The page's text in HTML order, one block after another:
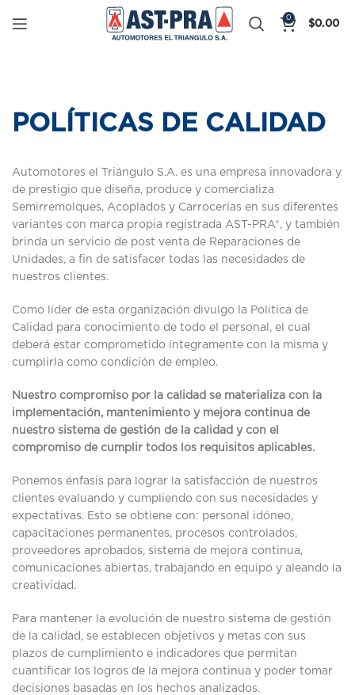
0
$0.00
POLÍTICAS DE CALIDAD
Automotores el Triángulo S.A. es una empresa innovadora y
de prestigio que diseña, produce y comercializa
Semirremolques, Acoplados y Carrocerías en sus diferentes
variantes con marca propia registrada AST-PRA®, y también
brinda un servicio de post venta de Reparaciones de
Unidades, a fin de satisfacer todas las necesidades de
nuestros clientes.
Como líder de esta organización divulgo la Política de
Calidad para conocimiento de todo el personal, el cual
deberá estar comprometido íntegramente con la misma y
cumplirla como condición de empleo.
Nuestro compromiso por la calidad se materializa con la
implementación, mantenimiento y mejora continua de
nuestro sistema de gestión de la calidad y con el
compromiso de cumplir todos los requisitos aplicables.
Ponemos énfasis para lograr la satisfacción de nuestros
clientes evaluando y cumpliendo con sus necesidades y
expectativas. Esto se obtiene con: personal idóneo,
capacitaciones permanentes, procesos controlados,
proveedores aprobados, sistema de mejora continua,
comunicaciones abiertas, trabajando en equipo y aleando la
creatividad.
Para mantener la evolución de nuestro sistema de gestión
de la calidad, se establecen objetivos y metas con sus
plazos de cumplimiento e indicadores que permitan
cuantificar los logros de la mejora continua y poder tomar
decisiones basadas en los hechos analizados.